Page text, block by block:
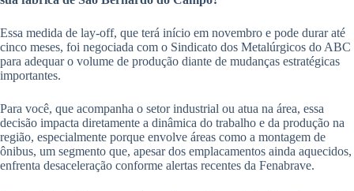
Essa medida de lay-off, que terá início em novembro e pode durar até
cinco meses, foi negociada com o Sindicato dos Metalúrgicos do ABC
para adequar o volume de produção diante de mudanças estratégicas
importantes.
Para você, que acompanha o setor industrial ou atua na área, essa
decisão impacta diretamente a dinâmica do trabalho e da produção na
região, especialmente porque envolve áreas como a montagem de
ônibus, um segmento que, apesar dos emplacamentos ainda aquecidos,
enfrenta desaceleração conforme alertas recentes da Fenabrave.